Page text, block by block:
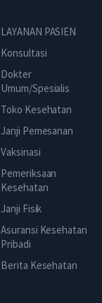
LAYANAN PASIEN
Konsultasi
Dokter
Umum/Spesialis
Toko Kesehatan
Janji Pemesanan
Vaksinasi
Pemeriksaan
Kesehatan
Janji Fisik
Asuransi Kesehatan
Pribadi
Berita Kesehatan